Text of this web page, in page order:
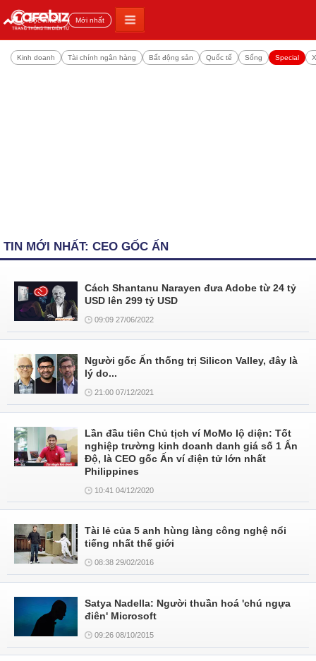
Đọc nhiều Mới nhất
Kinh doanh Tài chính ngân hàng Bất động sản Quốc tế Sống Special
TIN MỚI NHẤT: CEO GỐC ẤN
Cách Shantanu Narayen đưa Adobe từ 24 tỷ
USD lên 299 tỷ USD
09:09 27/06/2022
Người gốc Ấn thống trị Silicon Valley, đây là
lý do...
21:00 07/12/2021
Lần đầu tiên Chủ tịch ví MoMo lộ diện: Tốt
nghiệp trường kinh doanh danh giá số 1 Ấn
Độ, là CEO gốc Ấn ví điện tử lớn nhất
Philippines
10:41 04/12/2020
Tài lẻ của 5 anh hùng làng công nghệ nổi
tiếng nhất thế giới
08:38 29/02/2016
Satya Nadella: Người thuần hoá 'chú ngựa
điên' Microsoft
09:26 08/10/2015